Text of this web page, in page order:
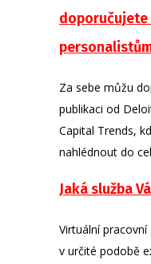
doporučujete
Za sebe můžu
publikaci od
Capital Trends,
nahlédnout do
Jaká služba
Virtuální
v určité podobě